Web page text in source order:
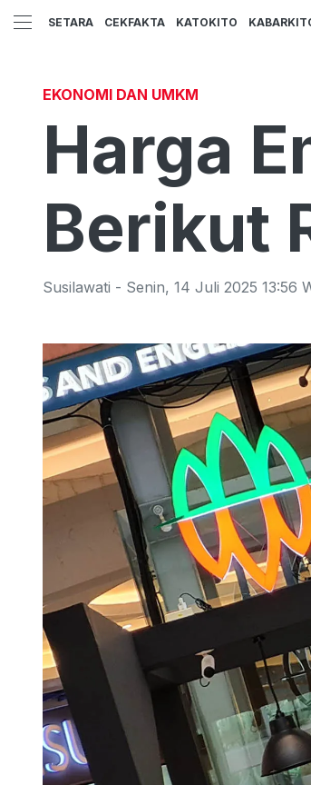
SETARA CEKFAKTA KATOKITO
EKONOMI DAN UMKM
Harga
Berikut
Susilawati - Senin, 14 Juli 2025 13:56